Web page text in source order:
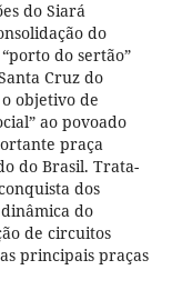
do Siará
do
do sertão”
Cruz do
objetivo de
ao povoado
praça
do Brasil. Trata-
dos
do
de circuitos
principais praças